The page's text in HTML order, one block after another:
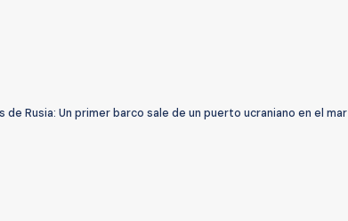
de Rusia: Un primer barco sale de un puerto ucraniano en el mar